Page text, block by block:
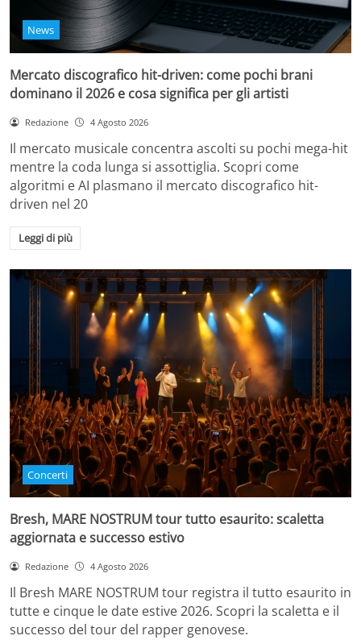
News
Mercato discografico hit-driven: come pochi brani
dominano il 2026 e cosa significa per gli artisti
Redazione 4 Agosto 2026
Il mercato musicale concentra ascolti su pochi mega-hit
mentre la coda lunga si assottiglia. Scopri come
algoritmi e AI plasmano il mercato discografico hit-
driven nel 20
Leggi di più
Concerti
Bresh, MARE NOSTRUM tour tutto esaurito: scaletta
aggiornata e successo estivo
Redazione 4 Agosto 2026
Il Bresh MARE NOSTRUM tour registra il tutto esaurito in
tutte e cinque le date estive 2026. Scopri la scaletta e il
successo del tour del rapper genovese.